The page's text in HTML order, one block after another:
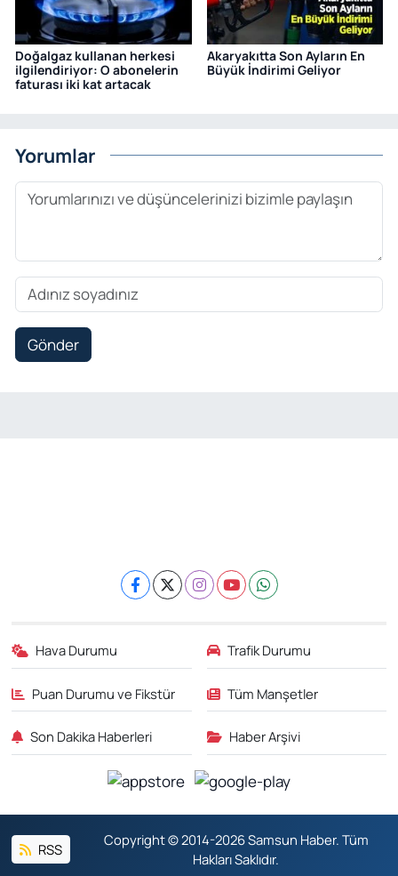
Doğalgaz kullanan herkesi
ilgilendiriyor: O abonelerin
faturası iki kat artacak
Akaryakıtta Son Ayların En
Büyük İndirimi Geliyor
Yorumlar
Gönder
Hava Durumu Trafik Durumu
Puan Durumu ve Fikstür Tüm Manşetler
Son Dakika Haberleri Haber Arşivi
RSS
Copyright © 2014-2026 Samsun Haber. Tüm
Hakları Saklıdır.